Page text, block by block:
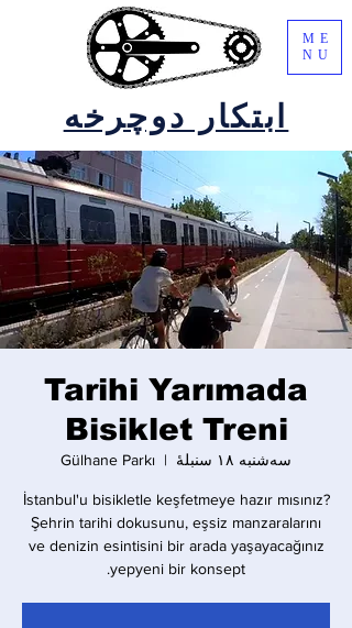
ابتکار دوچرخه
ME
NU
Tarihi Yarımada
Bisiklet Treni
سه‌شنبه ۱۸ سنبلهٔ
  |
Gülhane Parkı
İstanbul'u bisikletle keşfetmeye hazır mısınız?
Şehrin tarihi dokusunu, eşsiz manzaralarını
ve denizin esintisini bir arada yaşayacağınız
yepyeni bir konsept.